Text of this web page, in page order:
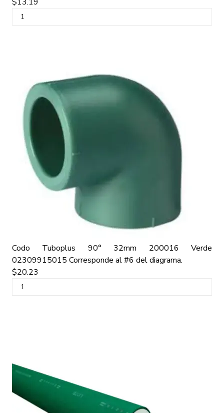
Codo Tuboplus 90° 32mm 200016 Verde
02309915015 Corresponde al #6 del diagrama.
$20.23